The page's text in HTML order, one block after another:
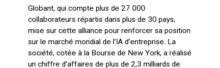
Globant, qui compte plus de 27 000
collaborateurs répartis dans plus de 30 pays,
mise sur cette alliance pour renforcer sa position
sur le marché mondial de l’IA d’entreprise. La
société, cotée à la Bourse de New York, a réalisé
un chiffre d’affaires de plus de 2,3 milliards de